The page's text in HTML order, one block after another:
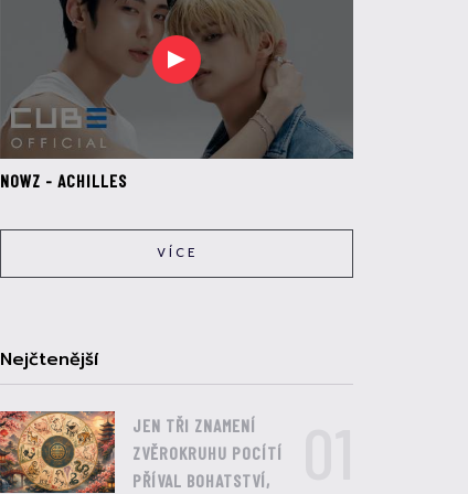
NOWZ - ACHILLES
VÍCE
Nejčtenější
JEN TŘI ZNAMENÍ
ZVĚROKRUHU POCÍTÍ
PŘÍVAL BOHATSTVÍ,